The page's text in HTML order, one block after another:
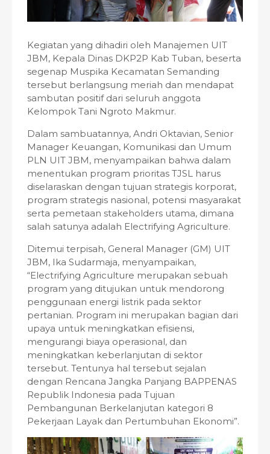
Kegiatan yang dihadiri oleh Manajemen UIT
JBM, Kepala Dinas DKP2P Kab Tuban, beserta
segenap Muspika Kecamatan Semanding
tersebut berlangsung meriah dan mendapat
sambutan positif dari seluruh anggota
Kelompok Tani Ngroto Makmur.
Dalam sambuatannya, Andri Oktavian, Senior
Manager Keuangan, Komunikasi dan Umum
PLN UIT JBM, menyampaikan bahwa dalam
menentukan program prioritas TJSL harus
diselaraskan dengan tujuan strategis korporat,
program strategis nasional, potensi masyarakat
serta pemetaan stakeholders utama, dimana
salah satunya adalah Electrifying Agriculture.
Ditemui terpisah, General Manager (GM) UIT
JBM, Ika Sudarmaja, menyampaikan,
“Electrifying Agriculture merupakan sebuah
program yang ditujukan untuk mendorong
penggunaan energi listrik pada sektor
pertanian. Program ini merupakan bagian dari
upaya untuk meningkatkan efisiensi,
mengurangi biaya operasional, dan
meningkatkan keberlanjutan di sektor
tersebut. Tentunya hal tersebut sejalan
dengan Rencana Jangka Panjang BAPPENAS
Republik Indonesia pada Tujuan
Pembangunan Berkelanjutan kategori 8
Pekerjaan Layak dan Pertumbuhan Ekonomi”.